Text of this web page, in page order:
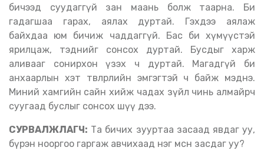
бичээд суудаггүй зан маань болж таарна. Би
гадагшаа гарах, аялах дуртай. Гэхдээ аялаж
байхдаа юм бичиж чаддаггүй. Бас би хүмүүстэй
ярилцаж, тэднийг сонсох дуртай. Бусдыг харж
аливааг сонирхон үзэх ч дуртай. Магадгүй би
анхаарлын хэт төвлөрлийн эмгэгтэй ч байж мэднэ.
Миний хамгийн сайн хийж чадах зүйл чинь алмайрч
суугаад буслыг сонсох шүү дээ.
СУРВАЛЖЛАГЧ: Та бичих зууртаа засаад явдаг уу,
бүрэн нооргоо гаргаж авчихаад нэг мөсөн засдаг уу?